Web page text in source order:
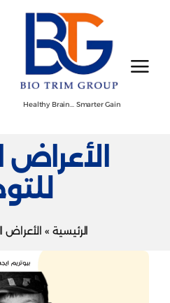
Healthy Brain… Smarter Gain
الأعراض
الرئيسية » الأعراض